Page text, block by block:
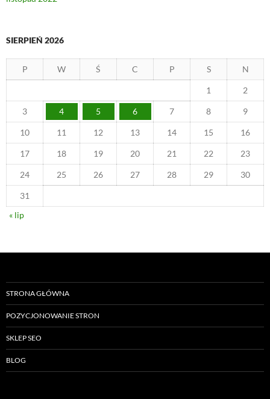
SIERPIEŃ 2026
P W Ś C P S N
1 2
3 4 5 6 7 8 9
10 11 12 13 14 15 16
17 18 19 20 21 22 23
24 25 26 27 28 29 30
31
« lip
STRONA GŁÓWNA
POZYCJONOWANIE STRON
SKLEP SEO
BLOG